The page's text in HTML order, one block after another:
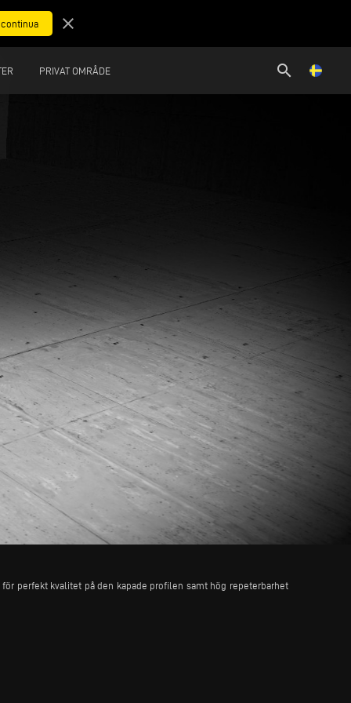
close
PRIVAT OMRÅDE search
perfekt kvalitet på den kapade profilen samt hög repeterbarhet